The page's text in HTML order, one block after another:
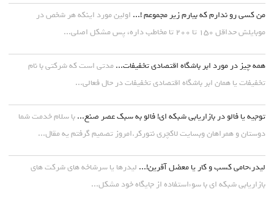
من کسی رو ندارم که بیارم زیر مجموعم !... اولین مورد اینکه هر شخص در
موبایلش حداقل ۱۵۰ تا ۲۰۰ تا مخاطب داره، پس مشکل اصلی...
همه چیز در مورد ابر باشگاه اقتصادی تخفیفات... مدتی است که شرکتی با نام
تخفیفات یا همان ابر باشگاه اقتصادی تخفیفات در حال فعالی...
توجیه یا فالو در بازاریابی شبکه ای! فالو به سبک عصر صنع... با سلام خدمت شما
دوستان و همراهان وبسایت لاکچری نتورکر.امروز تصمیم گرفتم یه مقال...
لیدر،حامی کسب و کار یا معضل آفرین!... لیدرها یا سرشاخه های شرکت های
بازاریابی شبکه ای با سوءاستفاده از جایگاه خود مشکل...